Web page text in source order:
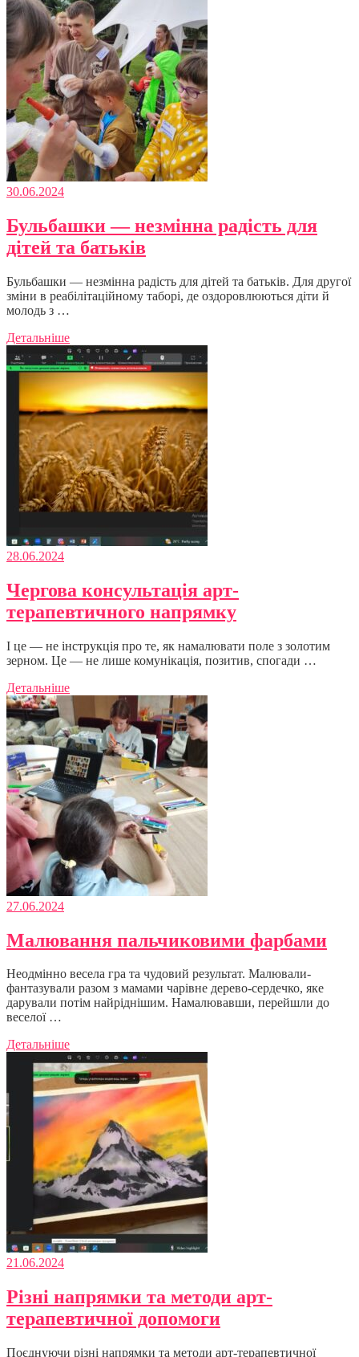
30.06.2024
Бульбашки — незмінна радість для
дітей та батьків
Бульбашки — незмінна радість для дітей та батьків. Для другої
зміни в реабілітаційному таборі, де оздоровлюються діти й
молодь з …
Детальніше
28.06.2024
Чергова консультація арт-
терапевтичного напрямку
І це — не інструкція про те, як намалювати поле з золотим
зерном. Це — не лише комунікація, позитив, спогади …
Детальніше
27.06.2024
Малювання пальчиковими фарбами
Неодмінно весела гра та чудовий результат. Малювали-
фантазували разом з мамами чарівне дерево-сердечко, яке
дарували потім найріднішим. Намалювавши, перейшли до
веселої …
Детальніше
21.06.2024
Різні напрямки та методи арт-
терапевтичної допомоги
Поєднуючи різні напрямки та методи арт-терапевтичної